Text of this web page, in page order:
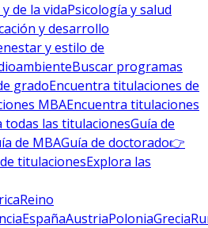
de la vidaPsicología y salud
y desarrollo
y estilo de
Buscar programas
gradoEncuentra titulaciones de
MBAEncuentra titulaciones
todas las titulacionesGuía de
de MBAGuía de doctorado👉
titulacionesExplora las
Reino
EspañaAustriaPoloniaGrecia